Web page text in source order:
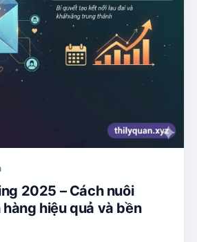
2025 – Cách nuôi
hiệu quả và bền